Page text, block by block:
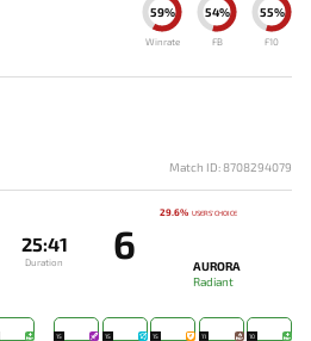
59%
Winrate
54%
FB
55%
F10
Match ID: 8708294079
25:41
Duration 6
AURORA
Radiant
29.6% USERS' CHOICE
15
15
15
11
10